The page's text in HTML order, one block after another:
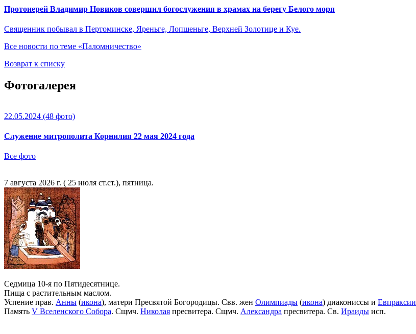
Протоиерей Владимир Новиков совершил богослужения в храмах на берегу Белого моря
Священник побывал в Пертоминске, Яреньге, Лопшеньге, Верхней Золотице и Куе.
Все новости по теме «Паломничество»
Возврат к списку
Фотогалерея
22.05.2024 (48 фото)
Служение митрополита Корнилия 22 мая 2024 года
Все фото
7 августа 2026 г. ( 25 июля ст.ст.), пятница.
Седмица 10-я по Пятидесятнице.
Пища с растительным маслом.
Успение прав. Анны (икона), матери Пресвятой Богородицы. Свв. жен Олимпиады (икона) диакониссы и Евпраксии
Память V Вселенского Собора. Сщмч. Николая пресвитера. Сщмч. Александра пресвитера. Св. Ираиды исп.